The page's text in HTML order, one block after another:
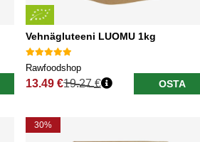
Vehnägluteeni LUOMU 1kg
Rawfoodshop
13.49 €
Normaali hinta
19.27 € OSTA
30%